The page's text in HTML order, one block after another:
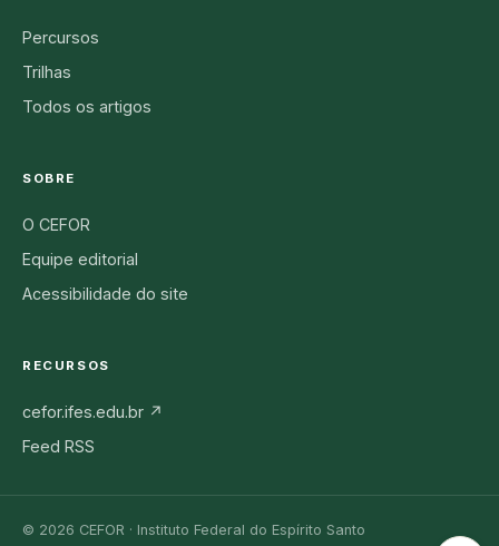
Percursos
Trilhas
Todos os artigos
SOBRE
O CEFOR
Equipe editorial
Acessibilidade do site
RECURSOS
cefor.ifes.edu.br ↗
Feed RSS
© 2026 CEFOR · Instituto Federal do Espírito Santo